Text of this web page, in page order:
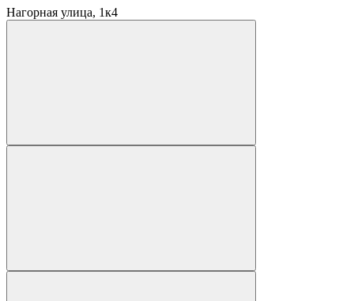
Нагорная улица, 1к4